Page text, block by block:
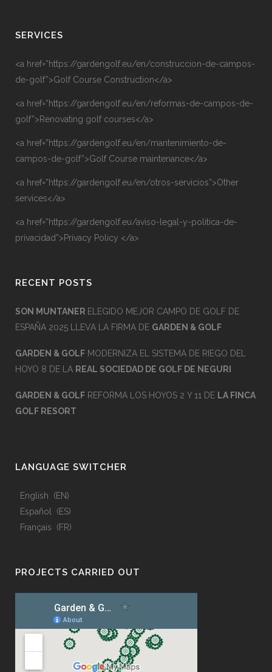
SERVICES
<a href=”https://gardengolf.eu/en/construccion-de-campos-
de-golf”>Golf Course Construction</a>
<a href=”https://gardengolf.eu/en/reformas-de-campos-de-
golf”>Renovating golf courses</a>
<a href=”https://gardengolf.eu/en/mantenimiento-de-
campos-de-golf”>Golf Course maintenance</a>
<a href=”https://gardengolf.eu/en/otros-servicios”>Other
services</a>
<a href=”https://gardengolf.eu/aviso-legal-y-politica-de-
privacidad”>Privacy Policy </a>
RECENT POSTS
SON MUNTANER ELEGIDO MEJOR CAMPO DE GOLF DE
ESPAÑA 2025 LLEVA LA FIRMA DE GARDEN & GOLF
GARDEN & GOLF MODERNIZA EL SISTEMA DE RIEGO DEL
HOYO 8 DE LA REAL SOCIEDAD DE GOLF DE NEGURI
GARDEN & GOLF REFORMA LOS HOYOS 2 Y 11 DE LA FINCA
GOLF RESORT
LANGUAGE SWITCHER
English
EN
Español
ES
Français
FR
PROJECTS CARRIED OUT